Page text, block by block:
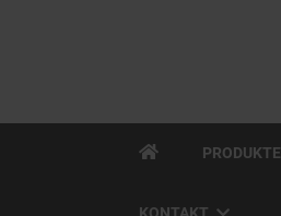
PRODUKTE